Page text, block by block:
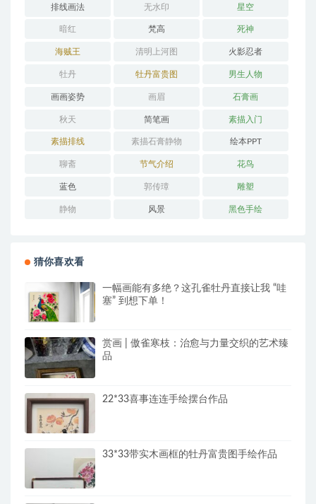
排线画法 无水印 星空
暗红 梵高 死神
海贼王 清明上河图 火影忍者
牡丹 牡丹富贵图 男生人物
画画姿势 画眉 石膏画
秋天 简笔画 素描入门
素描排线 素描石膏静物 绘本PPT
聊斋 节气介绍 花鸟
蓝色 郭传璋 雕塑
静物 风景 黑色手绘
猜你喜欢看
一幅画能有多绝？这孔雀牡丹直接让我 “哇
塞” 到想下单！
赏画 | 傲雀寒枝：治愈与力量交织的艺术臻
品
22*33喜事连连手绘摆台作品
33*33带实木画框的牡丹富贵图手绘作品